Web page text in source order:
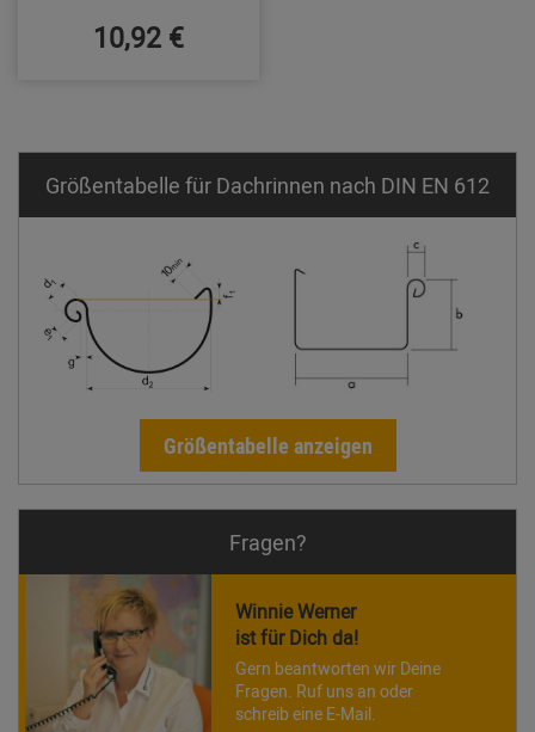
10,92 €
Größentabelle für Dachrinnen nach DIN EN 612
Größentabelle anzeigen
Fragen?
Winnie Werner
ist für Dich da!
Gern beantworten wir Deine
Fragen. Ruf uns an oder
schreib eine E-Mail.